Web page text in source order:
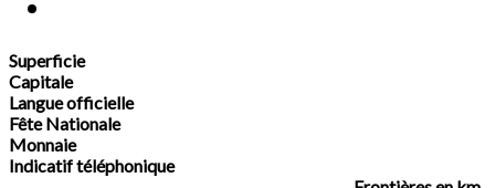
Superficie
Capitale
Langue officielle
Fête Nationale
Monnaie
Indicatif téléphonique